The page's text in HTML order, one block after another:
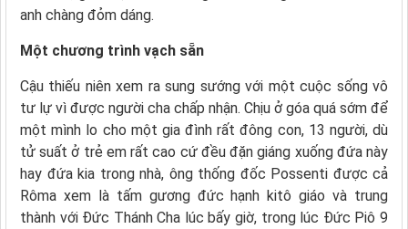
anh chàng đỏm dáng.
Một chương trình vạch sẵn
Cậu thiếu niên xem ra sung sướng với một cuộc sống vô
tư lự vì được người cha chấp nhận. Chịu ở góa quá sớm để
một mình lo cho một gia đình rất đông con, 13 người, dù
tử suất ở trẻ em rất cao cứ đều đặn giáng xuống đứa này
hay đứa kia trong nhà, ông thống đốc Possenti được cả
Rôma xem là tấm gương đức hạnh kitô giáo và trung
thành với Đức Thánh Cha lúc bấy giờ, trong lúc Đức Piô 9